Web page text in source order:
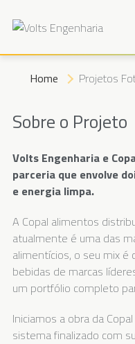
Home Projetos
Sobre o Projeto
Volts Engenharia e
parceria que envolve
e energia limpa.
A Copal alimentos
atualmente é uma das
alimentícios, o seu mix
bebidas de marcas
um portfólio completo
Iniciamos a obra da
sistema finalizado com